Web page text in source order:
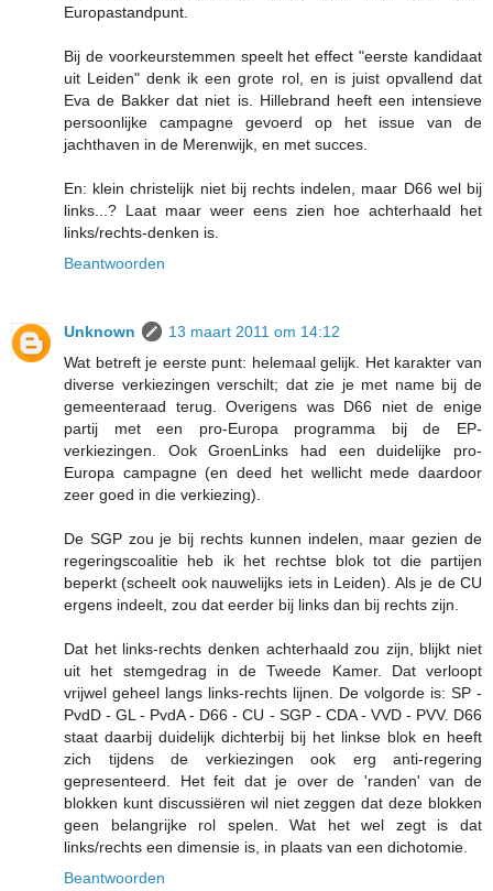
Europastandpunt.
Bij de voorkeurstemmen speelt het effect "eerste kandidaat
uit Leiden" denk ik een grote rol, en is juist opvallend dat
Eva de Bakker dat niet is. Hillebrand heeft een intensieve
persoonlijke campagne gevoerd op het issue van de
jachthaven in de Merenwijk, en met succes.
En: klein christelijk niet bij rechts indelen, maar D66 wel bij
links...? Laat maar weer eens zien hoe achterhaald het
links/rechts-denken is.
Beantwoorden
Unknown
13 maart 2011 om 14:12
Wat betreft je eerste punt: helemaal gelijk. Het karakter van
diverse verkiezingen verschilt; dat zie je met name bij de
gemeenteraad terug. Overigens was D66 niet de enige
partij met een pro-Europa programma bij de EP-
verkiezingen. Ook GroenLinks had een duidelijke pro-
Europa campagne (en deed het wellicht mede daardoor
zeer goed in die verkiezing).
De SGP zou je bij rechts kunnen indelen, maar gezien de
regeringscoalitie heb ik het rechtse blok tot die partijen
beperkt (scheelt ook nauwelijks iets in Leiden). Als je de CU
ergens indeelt, zou dat eerder bij links dan bij rechts zijn.
Dat het links-rechts denken achterhaald zou zijn, blijkt niet
uit het stemgedrag in de Tweede Kamer. Dat verloopt
vrijwel geheel langs links-rechts lijnen. De volgorde is: SP -
PvdD - GL - PvdA - D66 - CU - SGP - CDA - VVD - PVV. D66
staat daarbij duidelijk dichterbij bij het linkse blok en heeft
zich tijdens de verkiezingen ook erg anti-regering
gepresenteerd. Het feit dat je over de 'randen' van de
blokken kunt discussiëren wil niet zeggen dat deze blokken
geen belangrijke rol spelen. Wat het wel zegt is dat
links/rechts een dimensie is, in plaats van een dichotomie.
Beantwoorden